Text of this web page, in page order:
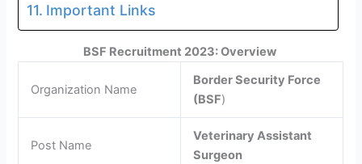
Important Links
BSF Recruitment 2023: Overview
Organization Name
Border Security Force
(BSF)
Post Name
Veterinary Assistant
Surgeon